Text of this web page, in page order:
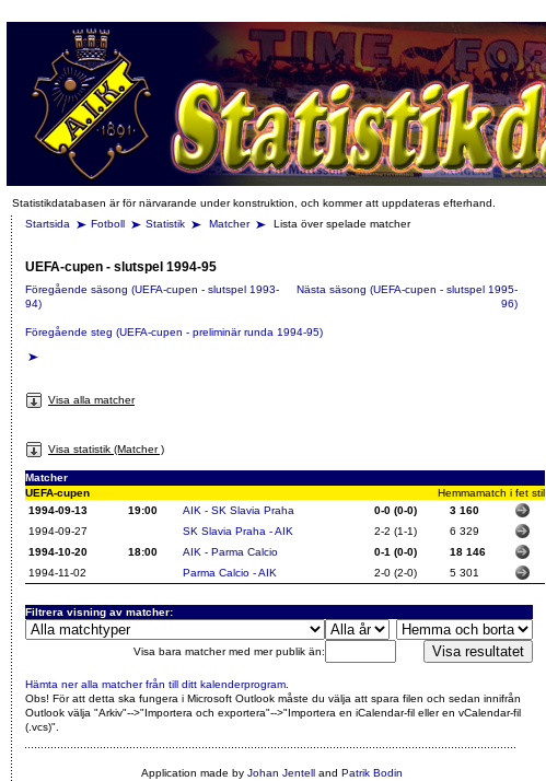
Statistikdatabasen är för närvarande under konstruktion, och kommer att uppdateras efterhand.
Startsida
Fotboll Statistik Matcher Lista över spelade matcher
UEFA-cupen - slutspel 1994-95
Föregående säsong (UEFA-cupen - slutspel 1993-
94)
Nästa säsong (UEFA-cupen - slutspel 1995-
96)
Föregående steg (UEFA-cupen - preliminär runda 1994-95)
Visa alla matcher
Visa statistik (Matcher )
Matcher
UEFA-cupen
Hemmamatch i fet stil
1994-09-13
19:00 AIK - SK Slavia Praha 0-0 (0-0)
3 160
1994-09-27
SK Slavia Praha - AIK 2-2 (1-1)
6 329
1994-10-20
18:00 AIK - Parma Calcio 0-1 (0-0)
18 146
1994-11-02
Parma Calcio - AIK 2-0 (2-0) 5 301
Filtrera visning av matcher:
Visa bara matcher med mer publik än:
Hämta ner alla matcher från till ditt kalenderprogram
Obs! För att detta ska fungera i Microsoft Outlook måste du välja att spara filen och sedan innifrån
Outlook välja "Arkiv"-->"Importera och exportera"-->"Importera en iCalendar-fil eller en vCalendar-fil
(.vcs)"
Application made by Johan Jentelland Patrik Bodin